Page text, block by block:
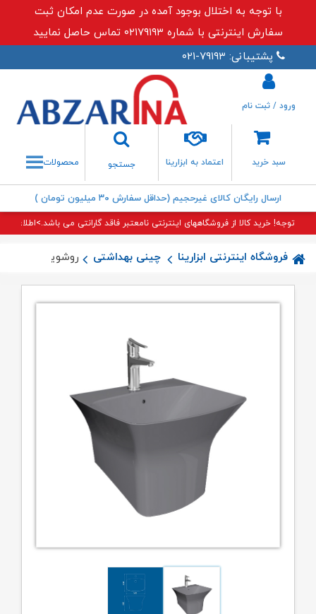
با توجه به اختلال بوجود آمده در صورت عدم امکان ثبت
سفارش اینترنتی با شماره ۰۲۱۷۹۱۹۳ تماس حاصل نمایید
پشتیبانی: ۷۹۱۹۳-۰۲۱
سبد خرید اعتماد به ابزارینا
جستجو
جستجو
ورود / ثبت نام
محصولات
ارسال رایگان کالای غیرحجیم (حداقل سفارش ۳۰ میلیون تومان )
توجه! خرید کالا از فروشگاههای اینترنتی نامعتبر فاقد گارانتی می باشد.>اطلاعات
فروشگاه اینترنتی ابزارینا چینی بهداشتی روشویی نیم